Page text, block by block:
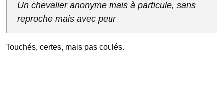
Un chevalier anonyme mais à particule, sans
reproche mais avec peur
Touchés, certes, mais pas coulés.